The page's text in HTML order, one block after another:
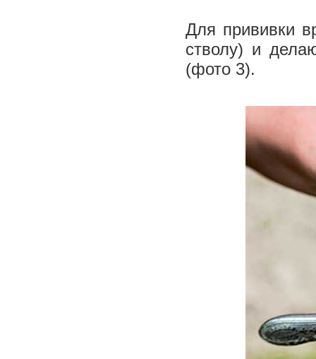
Для прививки
стволу) и
(фото 3).